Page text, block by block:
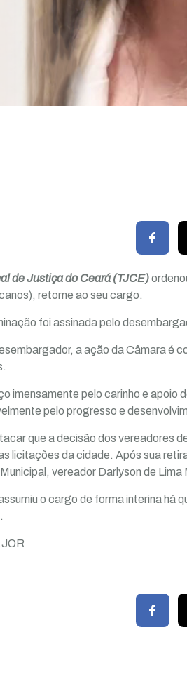
de Justiça do Ceará (TJCE)
retorne ao seu cargo.
foi assinada pelo
a ação da Câmara é
imensamente pelo carinho e
pelo progresso e
que a decisão dos vereadores
licitações da cidade. Após sua
vereador Darlyson de Lima
o cargo de forma interina há